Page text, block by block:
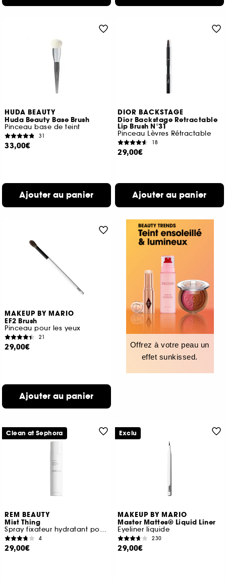
HUDA BEAUTY
Huda Beauty Base Brush
Pinceau base de teint
31
33,00€
Ajouter au panier
DIOR BACKSTAGE
Dior Backstage Retractable
Lip Brush N°31
Pinceau Lèvres Rétractable
18
29,00€
Ajouter au panier
MAKEUP BY MARIO
EF2 Brush
Pinceau pour les yeux
21
29,00€
Ajouter au panier
Offrez à votre peau un
effet sunkissed.
REM BEAUTY
Mist Thing
Spray fixateur hydratant pour le maquillage
4
29,00€
Clean at Sephora
MAKEUP BY MARIO
Master Mattes® Liquid Liner
Eyeliner liquide
230
29,00€
Exclu